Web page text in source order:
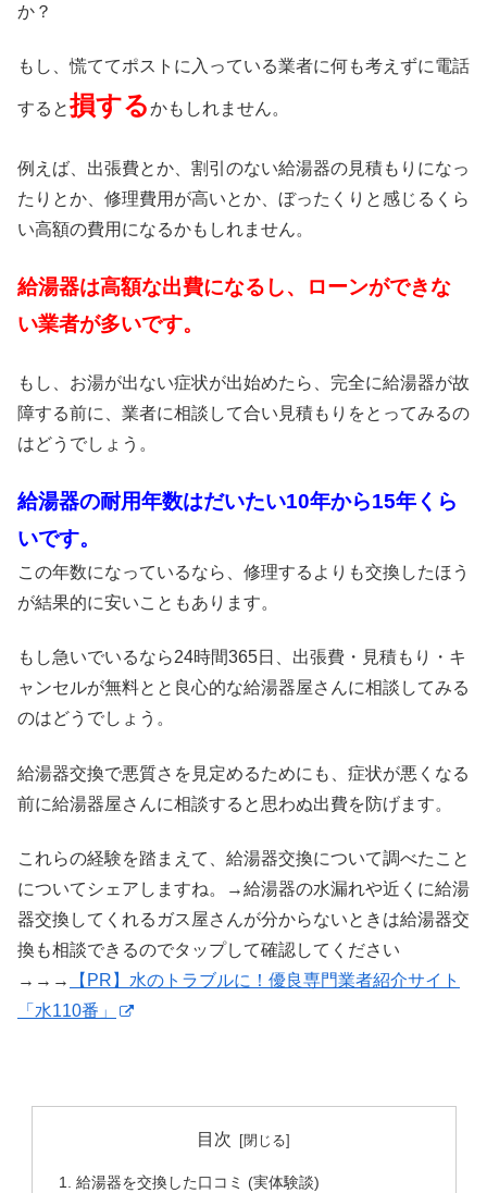
か？
もし、慌ててポストに入っている業者に何も考えずに電話
すると損するかもしれません。
例えば、出張費とか、割引のない給湯器の見積もりになっ
たりとか、修理費用が高いとか、ぼったくりと感じるくら
い高額の費用になるかもしれません。
給湯器は高額な出費になるし、ローンができな
い業者が多いです。
もし、お湯が出ない症状が出始めたら、完全に給湯器が故
障する前に、業者に相談して合い見積もりをとってみるの
はどうでしょう。
給湯器の耐用年数はだいたい10年から15年くら
いです。
この年数になっているなら、修理するよりも交換したほう
が結果的に安いこともあります。
もし急いでいるなら24時間365日、出張費・見積もり・キ
ャンセルが無料とと良心的な給湯器屋さんに相談してみる
のはどうでしょう。
給湯器交換で悪質さを見定めるためにも、症状が悪くなる
前に給湯器屋さんに相談すると思わぬ出費を防げます。
これらの経験を踏まえて、給湯器交換について調べたこと
についてシェアしますね。→給湯器の水漏れや近くに給湯
器交換してくれるガス屋さんが分からないときは給湯器交
換も相談できるのでタップして確認してください
→→→
【PR】水のトラブルに！優良専門業者紹介サイト
「水110番」
目次
給湯器を交換した口コミ (実体験談)